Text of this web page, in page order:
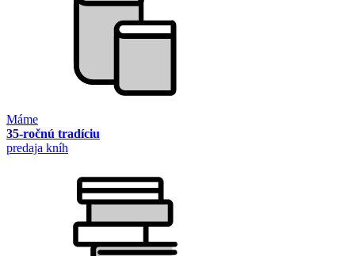
Máme
35-ročnú tradíciu
predaja kníh